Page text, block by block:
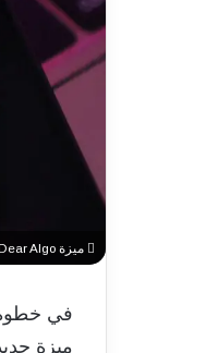
ميزة Dear Algo في Threads.. تحكم مباشر في خوارزمية المحتوى لمدة 3 أيام